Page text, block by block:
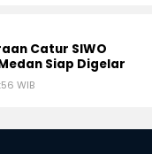
Catur SIWO
Siap Digelar
WIB